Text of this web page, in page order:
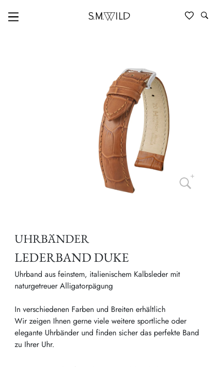
UHRBÄNDER
LEDERBAND DUKE
Uhrband aus feinstem, italienischem Kalbsleder mit
naturgetreuer Alligatorpägung
In verschiedenen Farben und Breiten erhältlich
Wir zeigen Ihnen gerne viele weitere sportliche oder
elegante Uhrbänder und finden sicher das perfekte Band
zu Ihrer Uhr.